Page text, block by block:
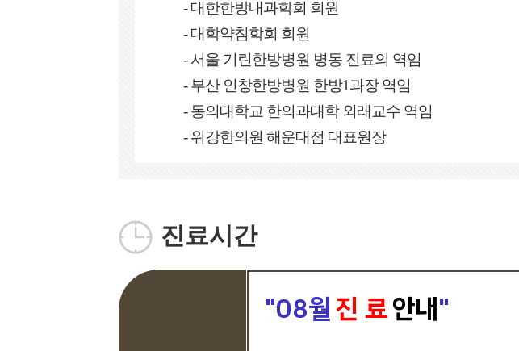
- 대한한방내과학회 회원
- 대학약침학회 회원
- 서울 기린한방병원 병동 진료의 역임
- 부산 인창한방병원 한방1과장 역임
- 동의대학교 한의과대학 외래교수 역임
- 위강한의원 해운대점 대표원장
진료시간
"08월 진 료안내 "